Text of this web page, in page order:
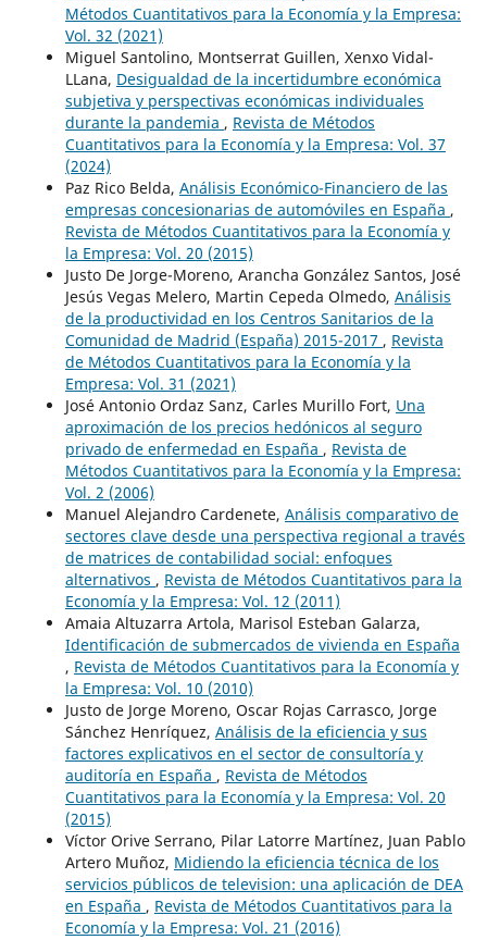
Métodos Cuantitativos para la Economía y la Empresa:
Vol. 32 (2021)
Miguel Santolino, Montserrat Guillen, Xenxo Vidal-
LLana, Desigualdad de la incertidumbre económica
subjetiva y perspectivas económicas individuales
durante la pandemia , Revista de Métodos
Cuantitativos para la Economía y la Empresa: Vol. 37
(2024)
Paz Rico Belda, Análisis Económico-Financiero de las
empresas concesionarias de automóviles en España ,
Revista de Métodos Cuantitativos para la Economía y
la Empresa: Vol. 20 (2015)
Justo De Jorge-Moreno, Arancha González Santos, José
Jesús Vegas Melero, Martin Cepeda Olmedo, Análisis
de la productividad en los Centros Sanitarios de la
Comunidad de Madrid (España) 2015-2017 , Revista
de Métodos Cuantitativos para la Economía y la
Empresa: Vol. 31 (2021)
José Antonio Ordaz Sanz, Carles Murillo Fort, Una
aproximación de los precios hedónicos al seguro
privado de enfermedad en España , Revista de
Métodos Cuantitativos para la Economía y la Empresa:
Vol. 2 (2006)
Manuel Alejandro Cardenete, Análisis comparativo de
sectores clave desde una perspectiva regional a través
de matrices de contabilidad social: enfoques
alternativos , Revista de Métodos Cuantitativos para la
Economía y la Empresa: Vol. 12 (2011)
Amaia Altuzarra Artola, Marisol Esteban Galarza,
Identificación de submercados de vivienda en España
, Revista de Métodos Cuantitativos para la Economía y
la Empresa: Vol. 10 (2010)
Justo de Jorge Moreno, Oscar Rojas Carrasco, Jorge
Sánchez Henríquez, Análisis de la eficiencia y sus
factores explicativos en el sector de consultoría y
auditoría en España , Revista de Métodos
Cuantitativos para la Economía y la Empresa: Vol. 20
(2015)
Víctor Orive Serrano, Pilar Latorre Martínez, Juan Pablo
Artero Muñoz, Midiendo la eficiencia técnica de los
servicios públicos de television: una aplicación de DEA
en España , Revista de Métodos Cuantitativos para la
Economía y la Empresa: Vol. 21 (2016)